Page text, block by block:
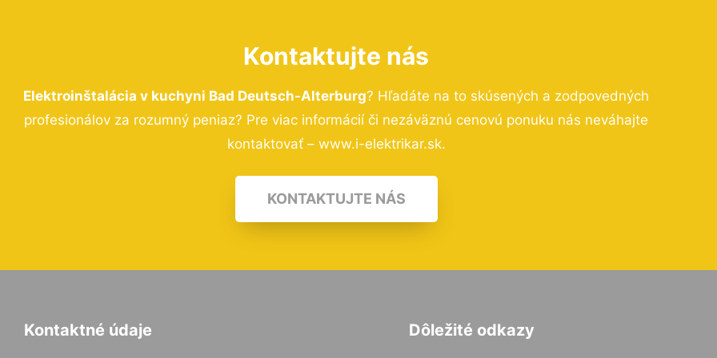
Kontaktujte nás
Elektroinštalácia v kuchyni Bad Deutsch-Alterburg? Hľadáte na to skúsených a zodpovedných
profesionálov za rozumný peniaz? Pre viac informácií či nezáväznú cenovú ponuku nás neváhajte
kontaktovať – www.i-elektrikar.sk.
KONTAKTUJTE NÁS
Kontaktné údaje Dôležité odkazy